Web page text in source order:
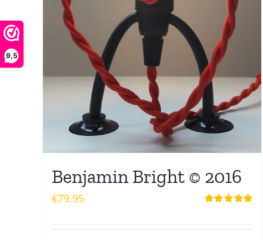
9,5
Benjamin Bright © 2016
€79.95